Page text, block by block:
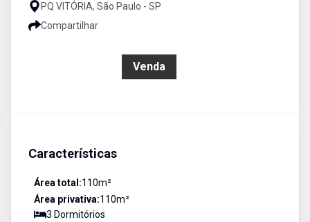
PQ VITÓRIA, São Paulo - SP
Compartilhar
Venda
Características
Área total:110m²
Área privativa:110m²
3 Dormitórios